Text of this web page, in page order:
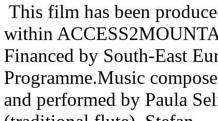
This film has been
within
Financed by South-East
Programme.Music
and performed by Paula